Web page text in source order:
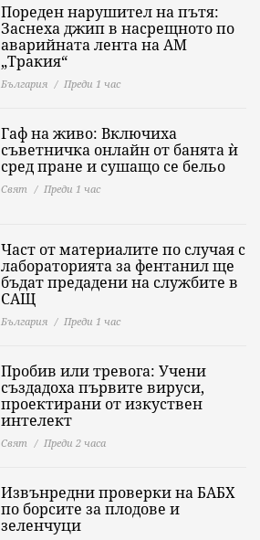
Пореден нарушител на пътя:
Заснеха джип в насрещното по
аварийната лента на АМ
„Тракия“
България Преди 1 час
Гаф на живо: Включиха
съветничка онлайн от банята ѝ
сред пране и сушащо се бельо
Свят Преди 1 час
Част от материалите по случая с
лабораторията за фентанил ще
бъдат предадени на службите в
САЩ
България Преди 1 час
Пробив или тревога: Учени
създадоха първите вируси,
проектирани от изкуствен
интелект
Свят Преди 2 часа
Извънредни проверки на БАБХ
по борсите за плодове и
зеленчуци